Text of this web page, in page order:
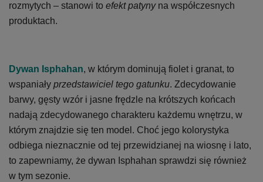
rozmytych – stanowi to efekt patynyna współczesnych
produktach.
Dywan Isphahan, w którym dominują fiolet i granat, to
wspaniały przedstawiciel tego gatunku. Zdecydowanie
barwy, gęsty wzór i jasne frędzle na krótszych końcach
nadają zdecydowanego charakteru każdemu wnętrzu, w
którym znajdzie się ten model. Choć jego kolorystyka
odbiega nieznacznie od tej przewidzianej na wiosnę i lato,
to zapewniamy, że dywan Isphahan sprawdzi się również
w tym sezonie.